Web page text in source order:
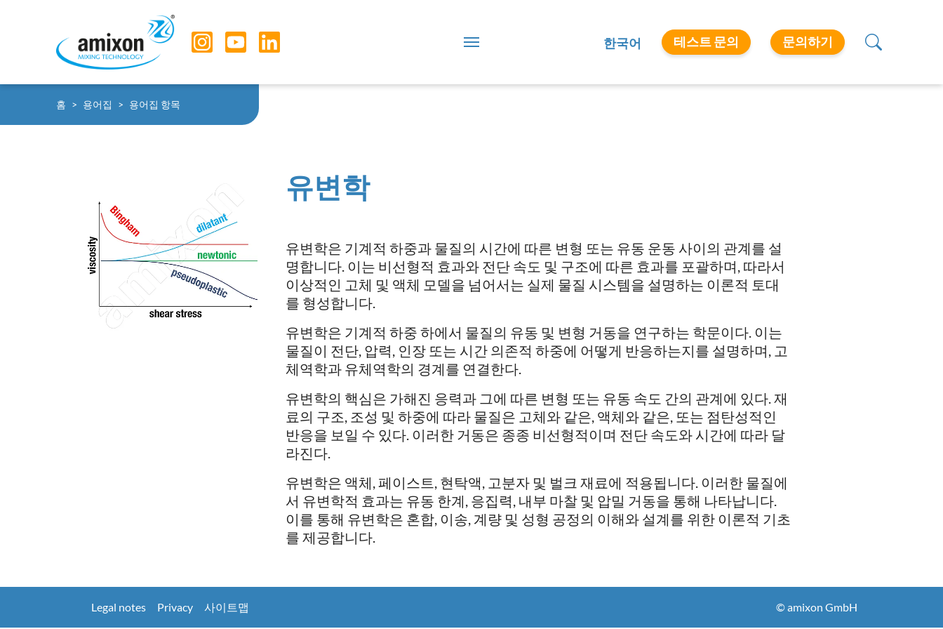
한국어 테스트 문의 문의하기
You are here:
홈 용어집 용어집 항목
유변학
유변학은 기계적 하중과 물질의 시간에 따른 변형 또는 유동 운동 사이의 관계를 설
명합니다. 이는 비선형적 효과와 전단 속도 및 구조에 따른 효과를 포괄하며, 따라서
이상적인 고체 및 액체 모델을 넘어서는 실제 물질 시스템을 설명하는 이론적 토대
를 형성합니다.
유변학은 기계적 하중 하에서 물질의 유동 및 변형 거동을 연구하는 학문이다. 이는
물질이 전단, 압력, 인장 또는 시간 의존적 하중에 어떻게 반응하는지를 설명하며, 고
체역학과 유체역학의 경계를 연결한다.
유변학의 핵심은 가해진 응력과 그에 따른 변형 또는 유동 속도 간의 관계에 있다. 재
료의 구조, 조성 및 하중에 따라 물질은 고체와 같은, 액체와 같은, 또는 점탄성적인
반응을 보일 수 있다. 이러한 거동은 종종 비선형적이며 전단 속도와 시간에 따라 달
라진다.
유변학은 액체, 페이스트, 현탁액, 고분자 및 벌크 재료에 적용됩니다. 이러한 물질에
서 유변학적 효과는 유동 한계, 응집력, 내부 마찰 및 압밀 거동을 통해 나타납니다.
이를 통해 유변학은 혼합, 이송, 계량 및 성형 공정의 이해와 설계를 위한 이론적 기초
를 제공합니다.
Legal notes Privacy 사이트맵 © amixon GmbH